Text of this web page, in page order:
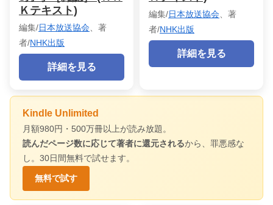
Ｋテキスト)
編集/日本放送協会 、著
者/NHK出版
詳細を見る
編集/日本放送協会 、著
者/NHK出版
詳細を見る
Kindle Unlimited
月額980円・500万冊以上が読み放題。
読んだページ数に応じて著者に還元されるから、罪悪感な
し。30日間無料で試せます。
無料で試す